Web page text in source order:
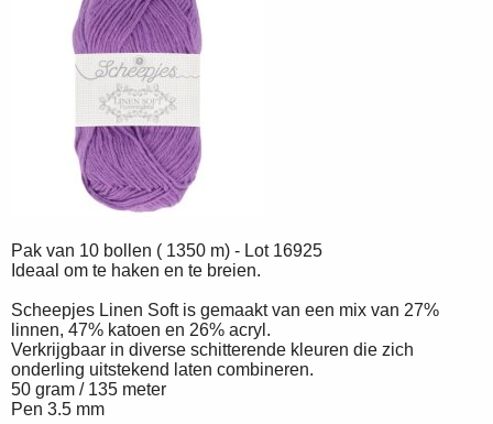
Pak van 10 bollen ( 1350 m) - Lot 16925
Ideaal om te haken en te breien.
Scheepjes Linen Soft is gemaakt van een mix van 27%
linnen, 47% katoen en 26% acryl.
Verkrijgbaar in diverse schitterende kleuren die zich
onderling uitstekend laten combineren.
50 gram / 135 meter
Pen 3.5 mm